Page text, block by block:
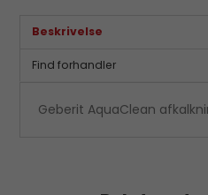
Beskrivelse
Find forhandler
Geberit AquaClean